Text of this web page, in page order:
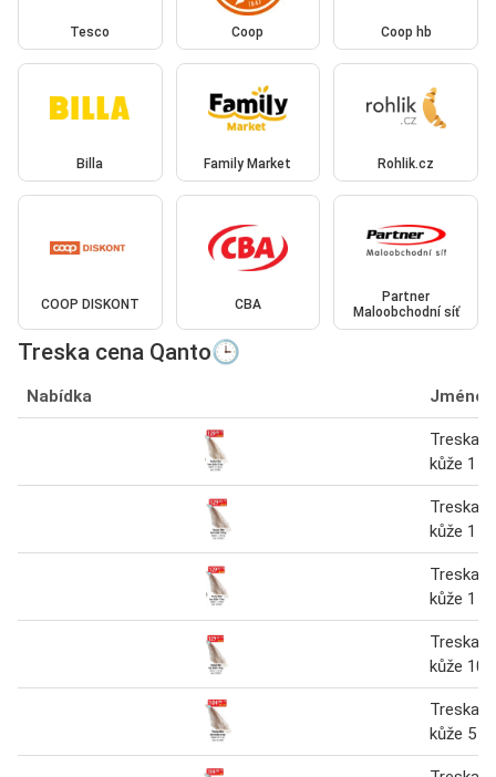
Tesco Coop Coop hb
Billa Family Market Rohlik.cz
COOP DISKONT CBA
Partner
Maloobchodní síť
Treska cena Qanto🕒
Nabídka Jméno
Treska
kůže 1 kg
Treska
kůže 1 kg
Treska
kůže 1 kg
Treska
kůže 10
Treska
kůže 5 kg